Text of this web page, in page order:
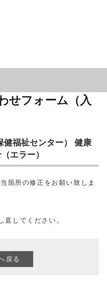
せフォーム（入
健福祉センター） 健康
エラー）
箇所の修正をお願い致しま
直してください。